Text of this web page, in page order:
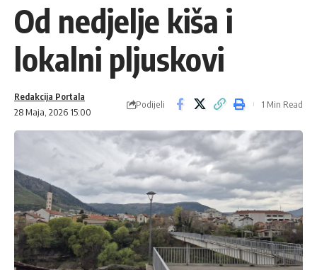
Od nedjelje kiša i
lokalni pljuskovi
28 Maja, 2026 15:00
Redakcija Portala
Podijeli 1 Min Read